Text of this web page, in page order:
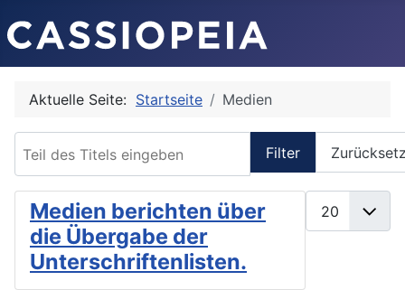
Aktuelle Seite: Startseite Medien
Filter
Medien berichten über
die Übergabe der
Unterschriftenlisten.